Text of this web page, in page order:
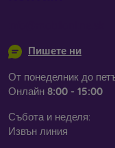
Пишете ни
От понеделник до
Онлайн 8:00 - 15:00
Събота и неделя:
Извън линия